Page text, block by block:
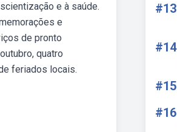
e à saúde.
e
de pronto
quatro
feriados locais.
#13
#14
#15
#16